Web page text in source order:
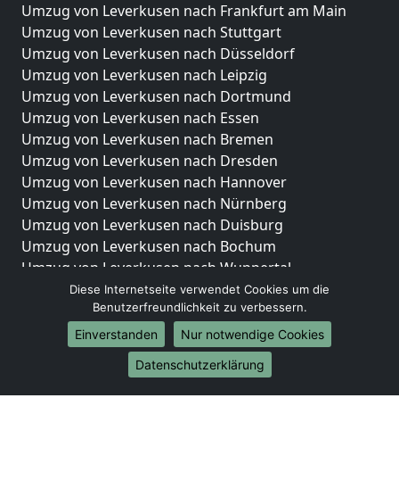
Umzug von Leverkusen nach Frankfurt am Main
Umzug von Leverkusen nach Stuttgart
Umzug von Leverkusen nach Düsseldorf
Umzug von Leverkusen nach Leipzig
Umzug von Leverkusen nach Dortmund
Umzug von Leverkusen nach Essen
Umzug von Leverkusen nach Bremen
Umzug von Leverkusen nach Dresden
Umzug von Leverkusen nach Hannover
Umzug von Leverkusen nach Nürnberg
Umzug von Leverkusen nach Duisburg
Umzug von Leverkusen nach Bochum
Umzug von Leverkusen nach Wuppertal
Umzug von Leverkusen nach Bielefeld
Umzug von Leverkusen nach Bonn
Umzug von Leverkusen nach Münster
Internationale-Umzüge
Umzug von Leverkusen nach Brasilien
Diese Internetseite verwendet Cookies um die
Benutzerfreundlichkeit zu verbessern.
Einverstanden
Nur notwendige Cookies
Datenschutzerklärung